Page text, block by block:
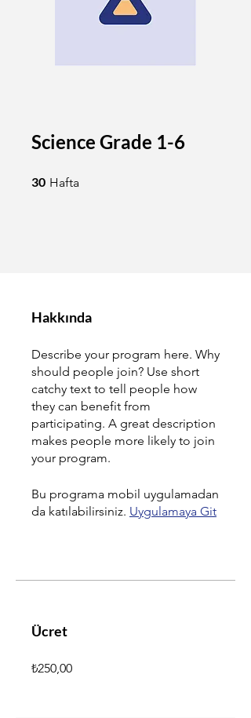
Science Grade 1-6
30 Hafta
Hakkında
Describe your program here. Why
should people join? Use short
catchy text to tell people how
they can benefit from
participating. A great description
makes people more likely to join
your program.
Bu programa mobil uygulamadan
da katılabilirsiniz. Uygulamaya Git
Ücret
₺250,00
Powered by
InnoTech Apps